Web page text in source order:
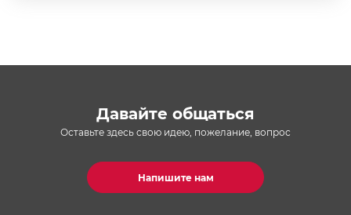
Давайте общаться
Оставьте здесь свою идею, пожелание, вопрос
Напишите нам